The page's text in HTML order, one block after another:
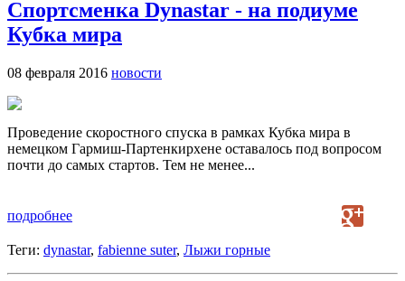
Спортсменка Dynastar - на подиуме
Кубка мира
08 февраля 2016 новости
Проведение скоростного спуска в рамках Кубка мира в
немецком Гармиш-Партенкирхене оставалось под вопросом
почти до самых стартов. Тем не менее...
подробнее
Теги: dynastar, fabienne suter, Лыжи горные